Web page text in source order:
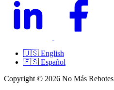
🇺🇸 English
🇪🇸 Español
Copyright © 2026 No Más Rebotes